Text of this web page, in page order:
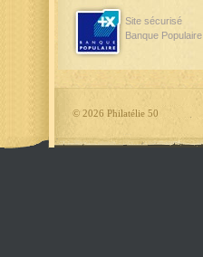
Site sécurisé
Banque Populaire
© 2026 Philatélie 50